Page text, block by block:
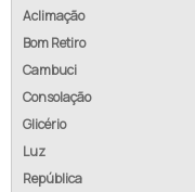
Aclimação
Bom Retiro
Cambuci
Consolação
Glicério
Luz
República